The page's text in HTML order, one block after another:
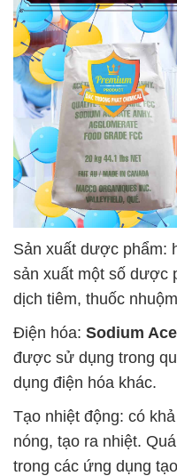
Sản xuất dược phẩm:
sản xuất một số dược
dịch tiêm, thuốc
Điện hóa: Sodium
được sử dụng trong
dụng điện hóa khác.
Tạo nhiệt động: có
nóng, tạo ra nhiệt.
trong các ứng dụng